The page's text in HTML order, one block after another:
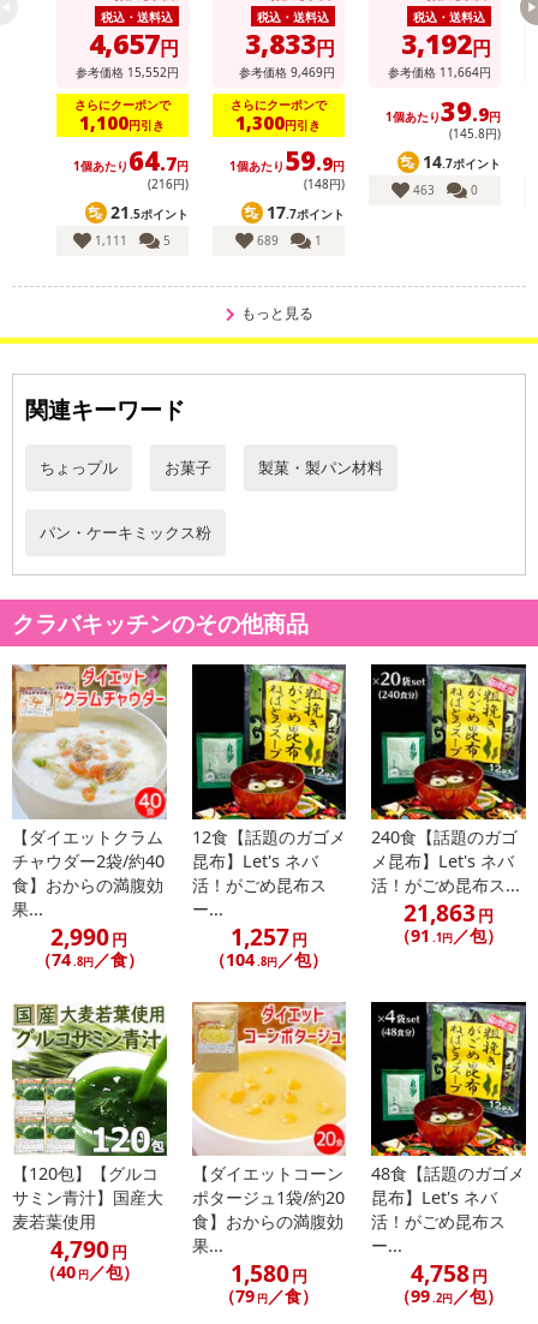
・賞味期限：製造日より1年
・原産国（最終加工地）：日本
・原材料/材質/素材：うるち米(新潟県産)、有機ココナッツシュガ
ー、有機ココナッツ粉／重曹、クエン酸
注意事項
【賞味・消費期限のある商品について】
商品到着時点でのお日持ち期間は、配送日数などにより異なります
のでご了承ください。
【キャンセルについて】
※お申込み後のキャンセルはお受けできません。
記載されている内容を必ずご確認いただき、お届けする商品セット
にご納得いただきましたうえでお申し込みください。
※パッケージ変更や商品リニューアル（成分など含む）等により、
税込・送料込
4,657円
参考価格 15,552円
さらにクーポンで
1,100円引き
1個あたり 64.7円
(216円)
21.5ポイント
1,111
5
税込・送料込
3,833円
参考価格 9,469円
さらにクーポンで
1,300円引き
1個あたり 59.9円
(148円)
17.7ポイント
689
1
ン コクうまチキン
味 64g
税込・送料込
3,192円
参考価格 11,664円
1個あたり39.9円
(145.8円)
14.7ポイント
463
0
もっと見る
関連キーワード
ちょっプル お菓子 製菓・製パン材料
パン・ケーキミックス粉
クラバキッチンのその他商品
【ダイエットクラム
チャウダー2袋/約40
食】おからの満腹効
果...
2,990円
（74 .8円／食）
12食【話題のガゴメ
昆布】Let's ネバ
活！がごめ昆布ス
ー...
1,257円
（104 .8円 ／包）
240食【話題のガゴ
メ昆布】Let's ネバ
活！がごめ昆布ス...
21,863円
（91 .1円 ／包）
【120包】【グルコ
サミン青汁】国産大
麦若葉使用
4,790円
（40 円／包）
【ダイエットコーン
ポタージュ1袋/約20
食】おからの満腹効
果...
1,580円
（79 円／食）
48食【話題のガゴメ
昆布】Let's ネバ
活！がごめ昆布ス
ー...
4,758円
（99.2円／包）